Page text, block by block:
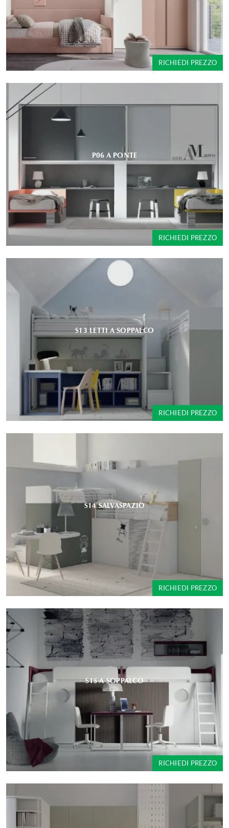
RICHIEDI PREZZO
P06 A PONTE
RICHIEDI PREZZO
S13 LETTI A SOPPALCO
RICHIEDI PREZZO
S14 SALVASPAZIO
RICHIEDI PREZZO
S15 A SOPPALCO
RICHIEDI PREZZO